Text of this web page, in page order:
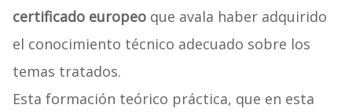
certificado europeoque avala haber adquirido
el conocimiento técnico adecuado sobre los
temas tratados.
Esta formación teórico práctica, que en esta